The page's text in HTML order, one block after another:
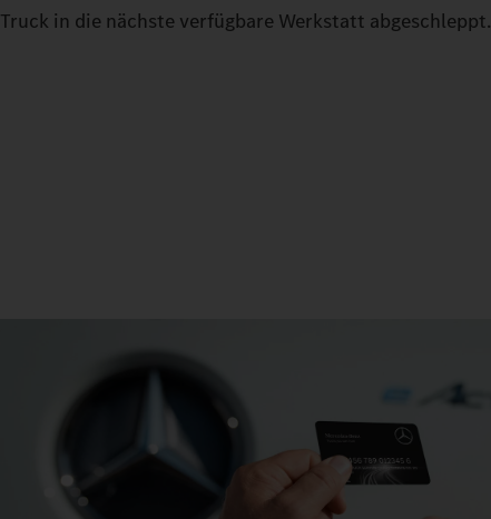
Truck in die nächste verfügbare Werkstatt abgeschleppt.